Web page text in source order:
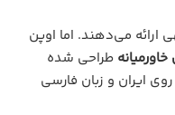
ارائه می‌دهند. اما اوپن
خاورمیانه طراحی شده
ایران و زبان فارسی